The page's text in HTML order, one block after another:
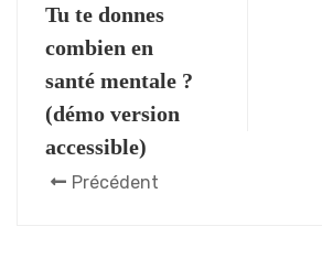
Tu te donnes
combien en
santé mentale ?
(démo version
accessible)
Précédent